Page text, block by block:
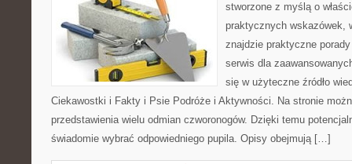
stworzone z myślą o
praktycznych wskazówek,
znajdzie praktyczne
serwis dla
się w użyteczne źródło
Ciekawostki i Fakty i Psie Podróże i Aktywności. Na stronie
przedstawienia wielu odmian czworonogów. Dzięki temu
świadomie wybrać odpowiedniego pupila. Opisy obejmują […]